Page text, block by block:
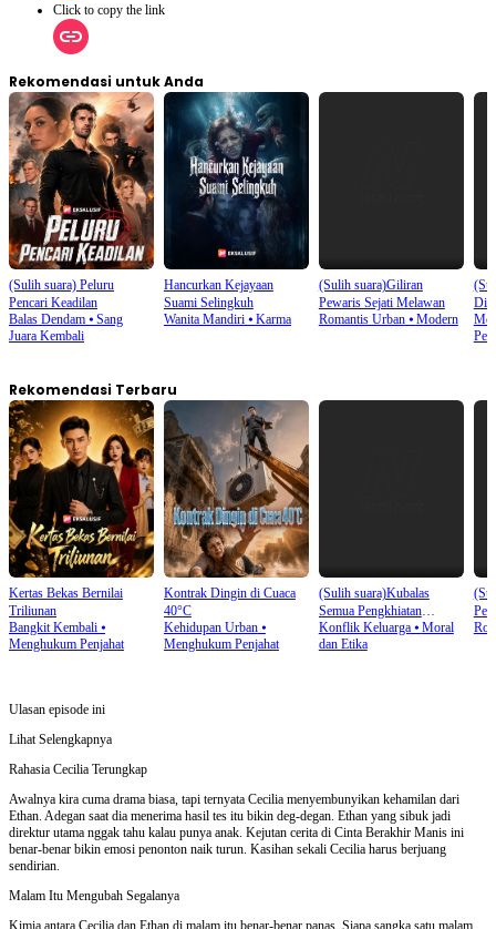
Click to copy the link
Rekomendasi untuk Anda
(Sulih suara) Peluru
Pencari Keadilan
Balas Dendam ⦁ Sang
Juara Kembali
Hancurkan Kejayaan
Suami Selingkuh
Wanita Mandiri⦁ Karma
(Sulih suara)Giliran
Pewaris Sejati Melawan
Romantis Urban⦁ Modern
Rekomendasi Terbaru
Kertas Bekas Bernilai
Triliunan
Bangkit Kembali ⦁
Menghukum Penjahat
Kontrak Dingin di Cuaca
40°C
Kehidupan Urban⦁
Menghukum Penjahat
(Sulih suara)Kubalas
Semua Pengkhiatan
Mereka
Konflik Keluarga⦁ Moral
dan Etika
Ulasan episode ini
Lihat Selengkapnya
Rahasia Cecilia Terungkap
Awalnya kira cuma drama biasa, tapi ternyata Cecilia menyembunyikan kehamilan dari
Ethan. Adegan saat dia menerima hasil tes itu bikin deg-degan. Ethan yang sibuk jadi
direktur utama nggak tahu kalau punya anak. Kejutan cerita di Cinta Berakhir Manis ini
benar-benar bikin emosi penonton naik turun. Kasihan sekali Cecilia harus berjuang
sendirian.
Malam Itu Mengubah Segalanya
Kimia antara Cecilia dan Ethan di malam itu benar-benar panas. Siapa sangka satu malam